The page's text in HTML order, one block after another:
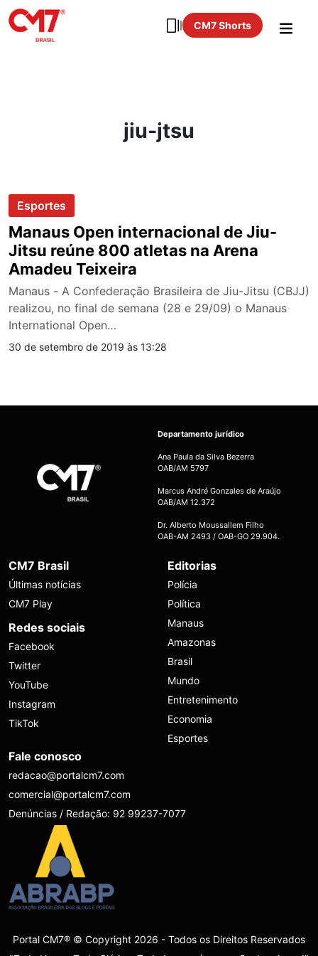
CM7 Shorts
jiu-jtsu
Esportes
Manaus Open internacional de Jiu-
Jitsu reúne 800 atletas na Arena
Amadeu Teixeira
Manaus - A Confederação Brasileira de Jiu-Jitsu (CBJJ)
realizou, no final de semana (28 e 29/09) o Manaus
International Open…
30 de setembro de 2019 às 13:28
Departamento jurídico
Ana Paula da Silva Bezerra
OAB/AM 5797
Marcus André Gonzales de Araújo
OAB/AM 12.372
Dr. Alberto Moussallem Filho
OAB-AM 2493 / OAB-GO 29.904.
CM7 Brasil
Últimas notícias
CM7 Play
Redes sociais
Facebook
Twitter
YouTube
Instagram
TikTok
Editorias
Polícia
Política
Manaus
Amazonas
Brasil
Mundo
Entretenimento
Economia
Esportes
Fale conosco
redacao@portalcm7.com
comercial@portalcm7.com
Denúncias / Redação: 92 99237-7077
Portal CM7® © Copyright 2026 - Todos os Direitos Reservados